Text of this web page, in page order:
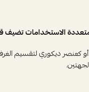
الاستخدامات تضيف
كعنصر ديكوري لتقسيم